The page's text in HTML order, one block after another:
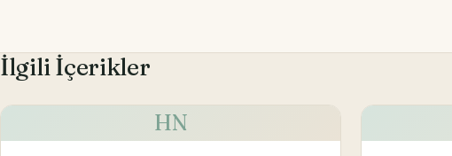
İlgili İçerikler
HN